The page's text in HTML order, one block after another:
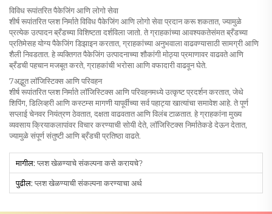
विविध रूपांतरित पैकेजिंग आणि लोगो सेवा
शीर्ष रूपांतरित प्लश निर्माते विविध पैकेजिंग आणि लोगो सेवा प्रदान करू शकतात, ज्यामुळे
प्रत्येक उत्पादन ब्रँडच्या विशिष्टता दर्शविला जातो. ते ग्राहकांच्या आवश्यकतेसंमत ब्रँडच्या
प्रतिमेसह योग्य पैकेजिंग डिझाइन करतात, ग्राहकांच्या अनुभवाला वाढवण्यासाठी सामग्री आणि
शैली निवडतात. हे व्यक्तिगत पैकेजिंग उत्पादनाच्या शौकांगी मोठ्या प्रमाणावर वाढवते आणि
ब्रँडची पहचान मजबूत करते, ग्राहकांची भरोसा आणि वफादारी वाढवून घेते.
7अद्भुत लॉजिस्टिक्स आणि परिवहन
शीर्ष रूपांतरित प्लश निर्माते लॉजिस्टिक्स आणि परिवहनमध्ये उत्कृष्ट प्रदर्शन करतात, जेथे
शिपिंग, डिलिव्हरी आणि कस्टम्स मागणी यापूर्वीच्या सर्व पहाट्या खात्यांचा समावेश आहे. ते पूर्ण
सप्लाई चेनवर नियंत्रण ठेवतात, दक्षता वाढवतात आणि विलंब टाळतात. हे ग्राहकांना मुख्य
व्यवसाय क्रियाकलापांवर विचार करण्याची सोयी देते, लॉजिस्टिक्स निर्मातेकडे देऊन देतात,
ज्यामुळे संपूर्ण संतुष्टी आणि ब्रँडची प्रतिष्ठा वाढते.
मागील: प्लश खेळण्याचे संकल्पना कसे करायचे?
पुढील: प्लश खेळण्याची संकल्पना करण्याचा अर्थ